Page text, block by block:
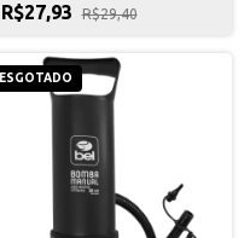
R$27,93 R$29,40
ESGOTADO